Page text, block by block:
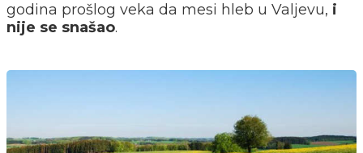
godina prošlog veka da mesi hleb u Valjevu, i
nije se snašao.